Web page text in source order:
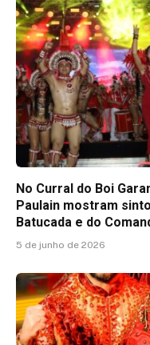
No Curral do Boi
Paulain mostram
Batucada e do
5 de junho de 2026